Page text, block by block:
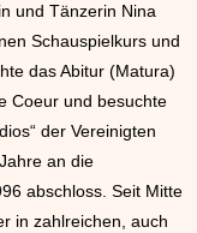
und Tänzerin Nina
Schauspielkurs und
das Abitur (Matura)
Coeur und besuchte
der Vereinigten
an die
abschloss. Seit Mitte
in zahlreichen, auch